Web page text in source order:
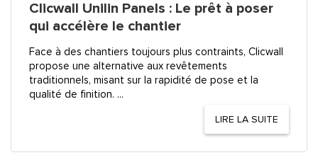
Clicwall Unilin Panels : Le prêt à poser
qui accélère le chantier
Face à des chantiers toujours plus contraints, Clicwall
propose une alternative aux revêtements
traditionnels, misant sur la rapidité de pose et la
qualité de finition. ...
LIRE LA SUITE